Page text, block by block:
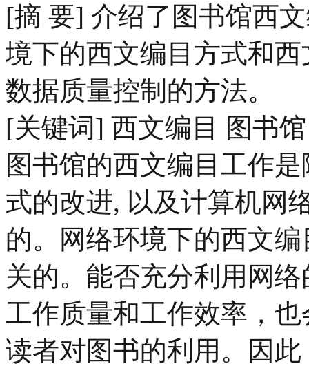
[摘 要] 介绍了图书馆西
境下的西文编目方式和
数据质量控制的方法。
[关键词] 西文编目 图书
图书馆的西文编目工作
式的改进, 以及计算机网
的。网络环境下的西文
关的。能否充分利用网
工作质量和工作效率，
读者对图书的利用。因